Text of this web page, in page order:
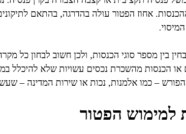
אחוז הפטור עולה בהדרגה, בהתאם
בין מספר סוגי הכנסות, ולכן חשוב לבחון כל
או הכנסות מהשכרת נכסים עשויות שלא להיכלל
– כמו אלמנות, נכות או שירות המדינה –
למימוש הפטור